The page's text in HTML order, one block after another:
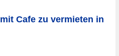
mit Cafe zu vermieten in